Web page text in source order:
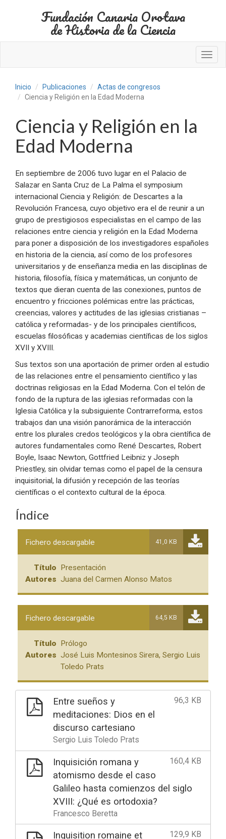
Fundación Canaria Orotava
de Historia de la Ciencia
Inicio Publicaciones
Actas de congresos
Ciencia y Religión en la Edad Moderna
Ciencia y Religión en la
Edad Moderna
En septiembre de 2006 tuvo lugar en el Palacio de
Salazar en Santa Cruz de La Palma el symposium
internacional Ciencia y Religión: de Descartes a la
Revolución Francesa, cuyo objetivo era el de reunir a un
grupo de prestigiosos especialistas en el campo de las
relaciones entre ciencia y religión en la Edad Moderna
para poner a disposición de los investigadores españoles
en historia de la ciencia, así como de los profesores
universitarios y de enseñanza media en las disciplinas de
historia, filosofía, física y matemáticas, un conjunto de
textos que dieran cuenta de las conexiones, puntos de
encuentro y fricciones polémicas entre las prácticas,
creencias, valores y actitudes de las iglesias cristianas –
católica y reformadas- y de los principales científicos,
escuelas filosóficas y academias científicas de los siglos
XVII y XVIII.
Sus textos son una aportación de primer orden al estudio
de las relaciones entre el pensamiento científico y las
doctrinas religiosas en la Edad Moderna. Con el telón de
fondo de la ruptura de las iglesias reformadas con la
Iglesia Católica y la subsiguiente Contrarreforma, estos
trabajos dan una visión panorámica de la interacción
entre los plurales credos teológicos y la obra científica de
autores fundamentales como René Descartes, Robert
Boyle, Isaac Newton, Gottfried Leibniz y Joseph
Priestley, sin olvidar temas como el papel de la censura
inquisitorial, la difusión y recepción de las teorías
científicas o el contexto cultural de la época.
Índice
Fichero descargable 41,0 KB
Título Presentación
Autores Juana del Carmen Alonso Matos
Fichero descargable 64,5 KB
Título Prólogo
Autores José Luis Montesinos Sirera, Sergio Luis
Toledo Prats
96,3 KB
Entre sueños y
meditaciones: Dios en el
discurso cartesiano
Sergio Luis Toledo Prats
160,4 KB
Inquisición romana y
atomismo desde el caso
Galileo hasta comienzos del siglo
XVIII: ¿Qué es ortodoxia?
Francesco Beretta
129,9 KB
Inquisition romaine et